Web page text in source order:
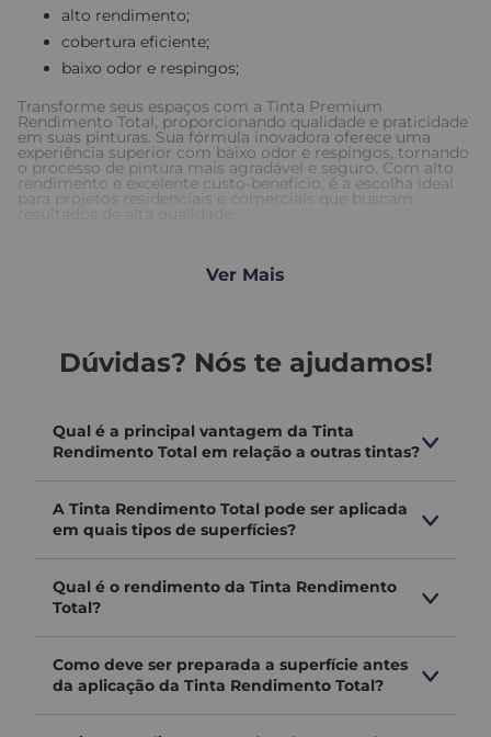
alto rendimento;
cobertura eficiente;
baixo odor e respingos;
Transforme seus espaços com a Tinta Premium
Rendimento Total, proporcionando qualidade e praticidade
em suas pinturas. Sua fórmula inovadora oferece uma
experiência superior com baixo odor e respingos, tornando
o processo de pintura mais agradável e seguro. Com alto
rendimento e excelente custo-benefício, é a escolha ideal
para projetos residenciais e comerciais que buscam
b) evite aplicar o produto em dias chuvosos, com ventos
temperatura abaixo de 10ºc e/ou umidade superior a
60%;
c) aplicar o produto por igual, evitando repasses
excessivos;
podem provocar manchas, se isso ocorrer, lave
e) cores intensas estarão mais suscetíveis a
Ver Mais
Dúvidas? Nós te ajudamos!
Qual é a principal vantagem da Tinta
Rendimento Total em relação a outras tintas?
A Tinta Rendimento Total pode ser aplicada
em quais tipos de superfícies?
Qual é o rendimento da Tinta Rendimento
Total?
Como deve ser preparada a superfície antes
da aplicação da Tinta Rendimento Total?